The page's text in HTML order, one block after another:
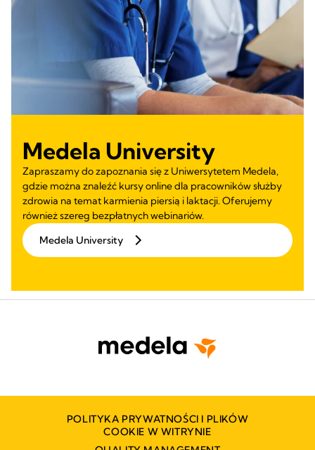
Medela University
Zapraszamy do zapoznania się z Uniwersytetem Medela,
gdzie można znaleźć kursy online dla pracowników służby
zdrowia na temat karmienia piersią i laktacji. Oferujemy
również szereg bezpłatnych webinariów.
Medela University
POLITYKA PRYWATNOŚCI I PLIKÓW
COOKIE W WITRYNIE